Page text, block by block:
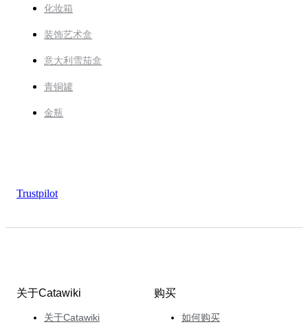
化妆箱
装饰艺术盒
意大利雪茄盒
青铜罐
金瓶
Trustpilot
关于Catawiki
关于Catawiki
购买
如何购买